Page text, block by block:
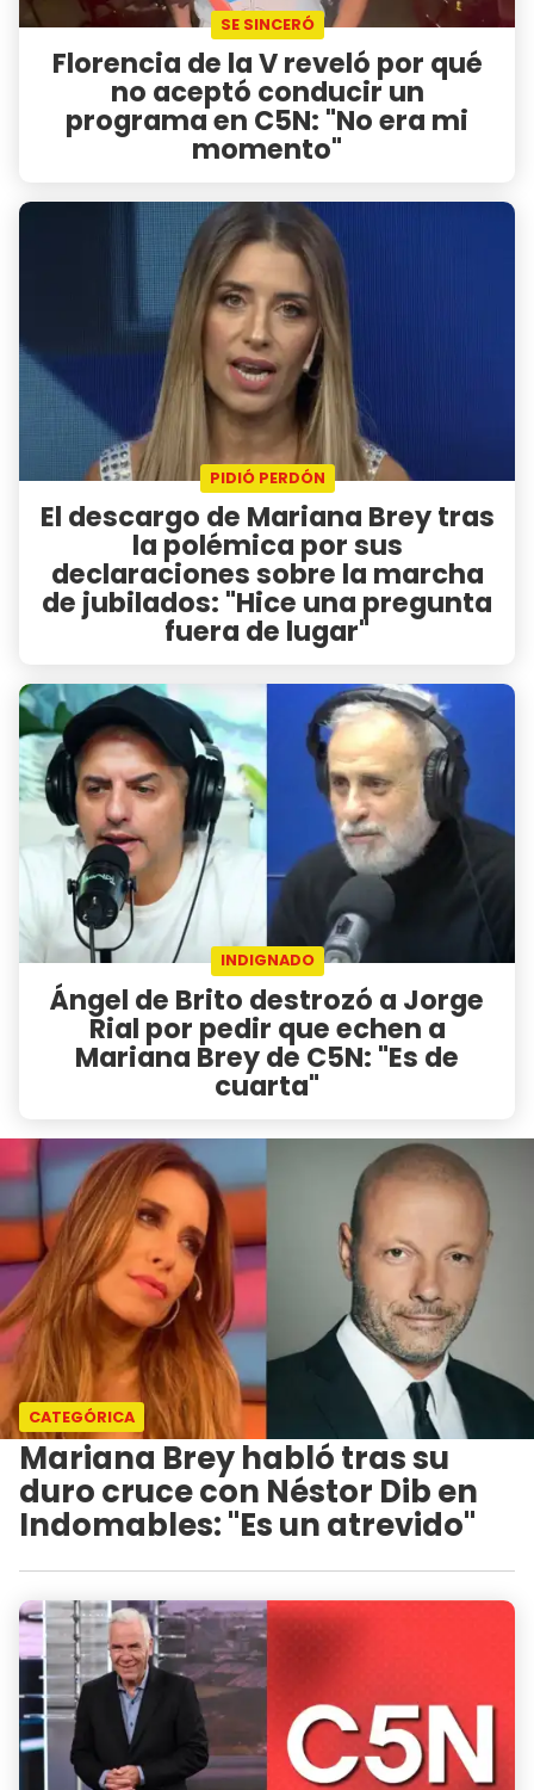
SE SINCERÓ
Florencia de la V reveló por qué
no aceptó conducir un
programa en C5N: "No era mi
momento"
PIDIÓ PERDÓN
El descargo de Mariana Brey tras
la polémica por sus
declaraciones sobre la marcha
de jubilados: "Hice una pregunta
fuera de lugar"
INDIGNADO
Ángel de Brito destrozó a Jorge
Rial por pedir que echen a
Mariana Brey de C5N: "Es de
cuarta"
CATEGÓRICA
Mariana Brey habló tras su
duro cruce con Néstor Dib en
Indomables: "Es un atrevido"